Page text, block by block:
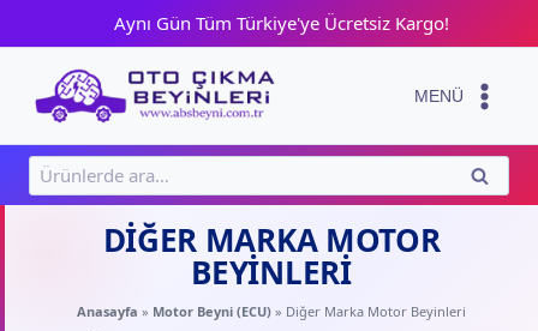
content
Aynı Gün Tüm Türkiye'ye Ücretsiz Kargo!
MENÜ
Ara:
ARA
DIĞER MARKA MOTOR
BEYINLERI
Anasayfa » Motor Beyni (ECU) » Diğer Marka Motor Beyinleri